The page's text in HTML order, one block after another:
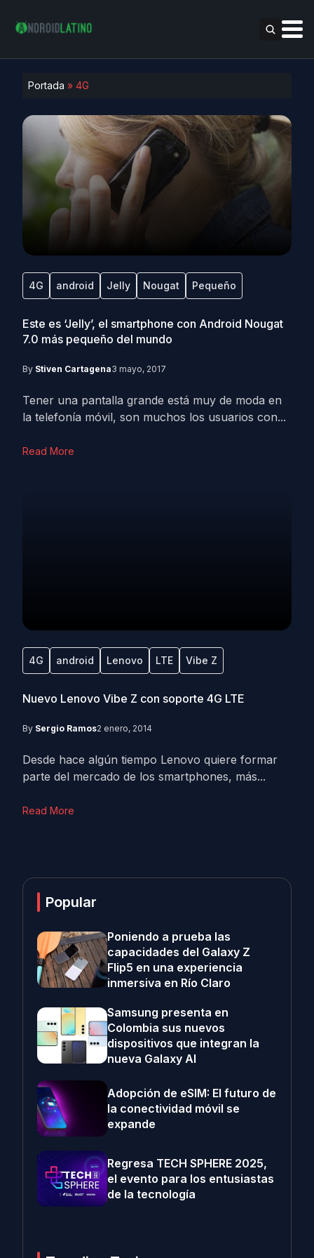
Portada » 4G
4G android Jelly Nougat Pequeño
Este es ‘Jelly’, el smartphone con Android Nougat
7.0 más pequeño del mundo
By Stiven Cartagena3 mayo, 2017
Tener una pantalla grande está muy de moda en
la telefonía móvil, son muchos los usuarios con...
Read More
4G android Lenovo LTE Vibe Z
Nuevo Lenovo Vibe Z con soporte 4G LTE
By Sergio Ramos2 enero, 2014
Desde hace algún tiempo Lenovo quiere formar
parte del mercado de los smartphones, más...
Read More
Popular
Poniendo a prueba las
capacidades del Galaxy Z
Flip5 en una experiencia
inmersiva en Río Claro
Samsung presenta en
Colombia sus nuevos
dispositivos que integran la
nueva Galaxy AI
Adopción de eSIM: El futuro de
la conectividad móvil se
expande
Regresa TECH SPHERE 2025,
el evento para los entusiastas
de la tecnología